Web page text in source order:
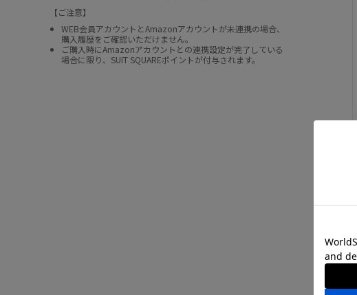
【ご注意】
WEB会員アカウントとAmazonアカウントが未連携の場合、
購入履歴をご確認いただけません。
ご購入時にAmazonアカウントとの連携設定が完了している
場合に限り、SUIT SQUAREポイントが付与されます。